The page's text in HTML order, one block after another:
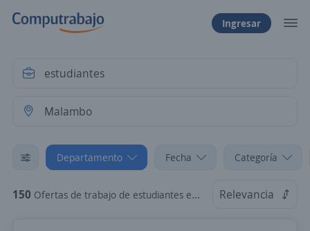
Ingresar
Departamento Fecha Categoría
150 Ofertas de trabajo de estudiantes en Malambo, Atlántico Relevancia